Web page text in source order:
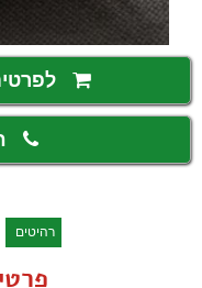
רהיטים